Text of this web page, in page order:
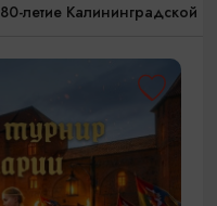
80-летие Калининградской